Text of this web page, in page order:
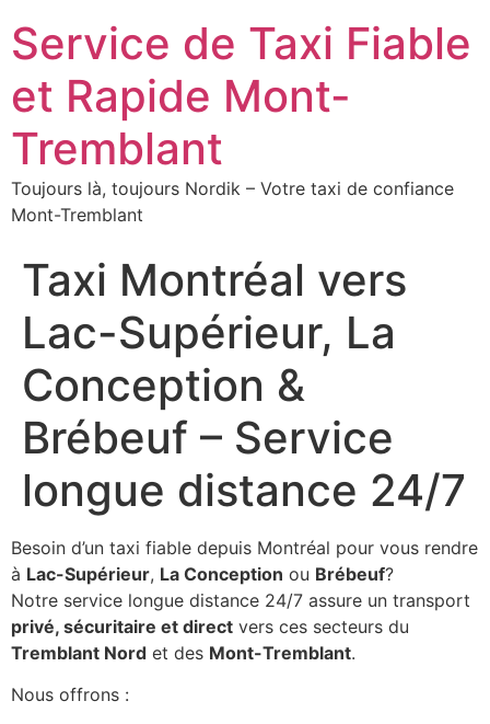
Service de Taxi Fiable
et Rapide Mont-
Tremblant
Toujours là, toujours Nordik – Votre taxi de confiance
Mont-Tremblant
Taxi Montréal vers
Lac-Supérieur, La
Conception &
Brébeuf – Service
longue distance 24/7
Besoin d’un taxi fiable depuis Montréal pour vous rendre
à Lac-Supérieur, La Conception ou Brébeuf?
Notre service longue distance 24/7 assure un transport
privé, sécuritaire et direct vers ces secteurs du
Tremblant Nord et des Mont-Tremblant.
Nous offrons :